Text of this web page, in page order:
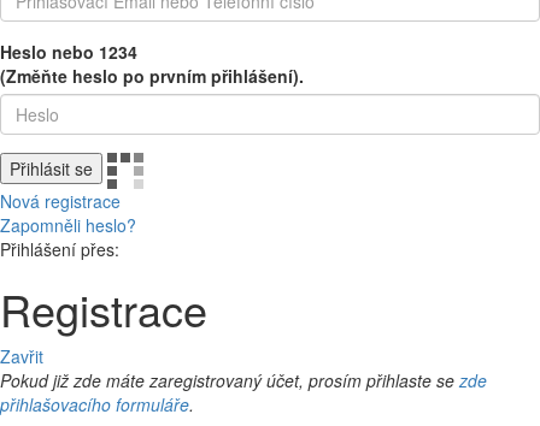
Heslo nebo 1234
(Změňte heslo po prvním přihlášení).
Přihlásit se
Nová registrace
Zapomněli heslo?
Přihlášení přes:
Registrace
Zavřit
Pokud již zde máte zaregistrovaný účet, prosím přihlaste se zde
přihlašovacího formuláře.